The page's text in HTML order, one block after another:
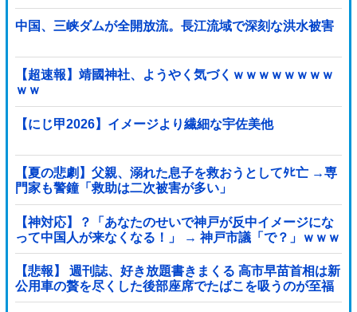
中国、三峡ダムが全開放流。長江流域で深刻な洪水被害
【超速報】靖國神社、ようやく気づくｗｗｗｗｗｗｗｗ
ｗｗ
【にじ甲2026】イメージより繊細な宇佐美他
【夏の悲劇】父親、溺れた息子を救おうとしてﾀﾋ亡 →専
門家も警鐘「救助は二次被害が多い」
【神対応】？「あなたのせいで神戸が反中イメージにな
って中国人が来なくなる！」 → 神戸市議「で？」ｗｗｗ
ｗｗｗｗｗｗｗｗｗｗｗｗ
【悲報】 週刊誌、好き放題書きまくる 高市早苗首相は新
公用車の贅を尽くした後部座席でたばこを吸うのが至福
の時間「どんどん延びる乗車時間」